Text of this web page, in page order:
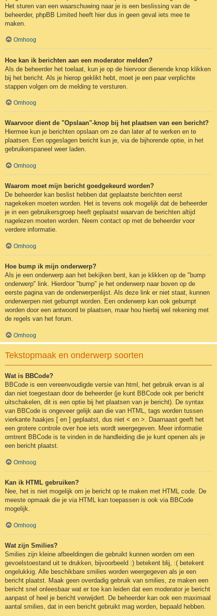
Het sturen van een waarschuwing naar je is een beslissing van de
beheerder, phpBB Limited heeft hier dus in geen geval iets mee te
maken.
Omhoog
Hoe kan ik berichten aan een moderator melden?
Als de beheerder het toelaat, kun je op de hiervoor dienende knop klikken
bij het bericht. Als je hierop geklikt hebt, moet je een paar verplichte
stappen volgen om de melding te versturen.
Omhoog
Waarvoor dient de "Opslaan"-knop bij het plaatsen van een bericht?
Hiermee kun je berichten opslaan om ze dan later af te werken en te
plaatsen. Een opgeslagen bericht kun je, via de bijhorende optie, in het
gebruikerspaneel weer laden.
Omhoog
Waarom moet mijn bericht goedgekeurd worden?
De beheerder kan beslist hebben dat geplaatste berichten eerst
nagekeken moeten worden. Het is tevens ook mogelijk dat de beheerder
je in een gebruikersgroep heeft geplaatst waarvan de berichten altijd
nagelezen moeten worden. Neem contact op met de beheerder voor
verdere informatie.
Omhoog
Hoe bump ik mijn onderwerp?
Als je een onderwerp aan het bekijken bent, kan je klikken op de "bump
onderwerp" link. Hierdoor "bump" je het onderwerp naar boven op de
eerste pagina van de onderwerpenlijst. Als deze link er niet staat, kunnen
onderwerpen niet gebumpt worden. Een onderwerp kan ook gebumpt
worden door een antwoord te plaatsen, maar hou hierbij wel rekening met
de regels van het forum.
Omhoog
Tekstopmaak en onderwerp soorten
Wat is BBCode?
BBCode is een vereenvoudigde versie van html, het gebruik ervan is al
dan niet toegestaan door de beheerder (je kunt BBCode ook per bericht
uitschakelen, dit is een optie bij het plaatsen van je bericht). De syntax
van BBCode is ongeveer gelijk aan die van HTML, tags worden tussen
vierkante haakjes [ en ] geplaatst, dus niet < en >. Daarnaast geeft het
een grotere controle over hoe iets wordt weergegeven. Meer informatie
omtrent BBCode is te vinden in de handleiding die je kunt openen als je
een bericht plaatst.
Omhoog
Kan ik HTML gebruiken?
Nee, het is niet mogelijk om je bericht op te maken met HTML code. De
meeste opmaak die je via HTML kan toepassen is ook via BBCode
mogelijk.
Omhoog
Wat zijn Smilies?
Smilies zijn kleine afbeeldingen die gebruikt kunnen worden om een
gevoelstoestand uit te drukken, bijvoorbeeld :) betekent blij, :( betekent
ongelukkig. Alle beschikbare smilies worden weergegeven als je een
bericht plaatst. Maak geen overdadig gebruik van smilies, ze maken een
bericht snel onleesbaar wat er toe kan leiden dat een moderator je bericht
aanpast of heel je bericht verwijdert. De beheerder kan ook een maximaal
aantal smilies, dat in een bericht gebruikt mag worden, bepaald hebben.